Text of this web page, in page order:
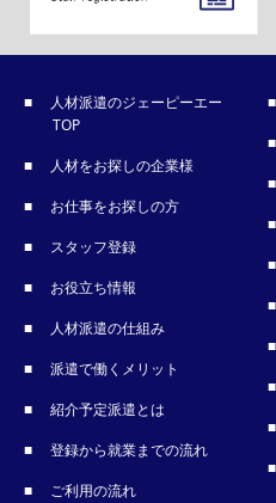
人材派遣のジェーピーエー
TOP
人材をお探しの企業様
お仕事をお探しの方
スタッフ登録
お役立ち情報
人材派遣の仕組み
派遣で働くメリット
紹介予定派遣とは
登録から就業までの流れ
ご利用の流れ